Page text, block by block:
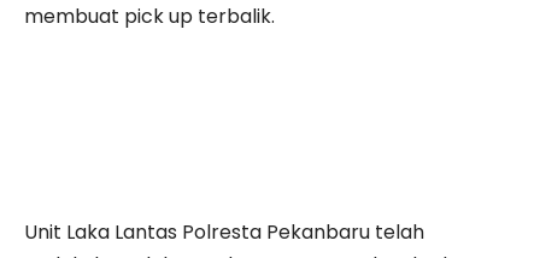
membuat pick up terbalik.
Unit Laka Lantas Polresta Pekanbaru telah